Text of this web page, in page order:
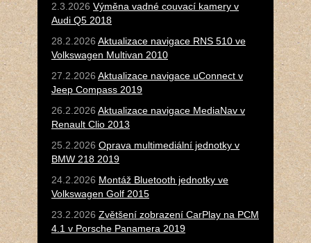
2.3.2026 Výměna vadné couvací kamery v
Audi Q5 2018
28.2.2026 Aktualizace navigace RNS 510 ve
Volkswagen Multivan 2010
27.2.2026 Aktualizace navigace uConnect v
Jeep Compass 2019
26.2.2026 Aktualizace navigace MediaNav v
Renault Clio 2013
25.2.2026 Oprava multimediální jednotky v
BMW 218 2019
24.2.2026 Montáž Bluetooth jednotky ve
Volkswagen Golf 2015
23.2.2026 Zvětšení zobrazení CarPlay na PCM
4.1 v Porsche Panamera 2019